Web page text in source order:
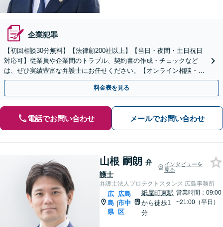
企業犯罪
【初回相談30分無料】【法律顧200社以上】【当日・夜間・土日祝日
対応可】従業員や企業間のトラブル、契約書の作成・チェックなど
は、ぜひ実績豊富な弁護士にお任せください。【オンライン相談・電
子契約に対応】
料金表を見る
電話でお問い合わせ メールでお問い合わせ
山根 嗣朗 弁
護士
インタビューを
見る
弁護士法人プロテクトスタンス 広島事務所
広
島
県
|
広島
市中
区
紙屋町東駅
から徒歩1
分
営業時間：09:00
~21:00（平日）